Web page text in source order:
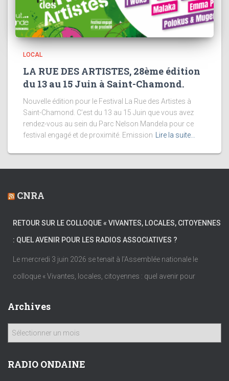
LOCAL
LA RUE DES ARTISTES, 28ème édition
du 13 au 15 Juin à Saint-Chamond.
Nouvelle édition pour le Festival La Rue des Artistes à
Saint-Chamond. C’est du 13 au 15 Juin que vous avez
rendez-vous au sein du Parc Nelson Mandela pour ce
festival engagé et de proximité. Emission
Lire la suite…
CNRA
RETOUR SUR LE COLLOQUE « VIVANTES, LOCALES, CITOYENNES
: QUEL AVENIR POUR LES RADIOS ASSOCIATIVES ?
Le mercredi 3 juin 2026 se tenait à l’Assemblée nationale le
colloque « Vivantes, locales, citoyennes : quel avenir pour
Archives
h
RADIO ONDAINE